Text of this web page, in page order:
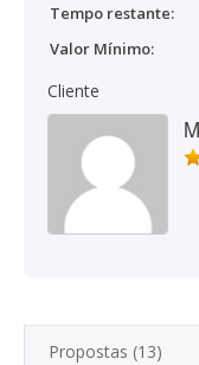
Tempo restante:
Valor Mínimo:
Cliente
Propostas (13)